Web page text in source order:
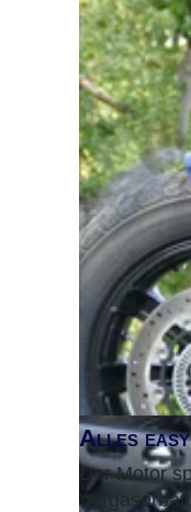
Alles easy
Der Motor